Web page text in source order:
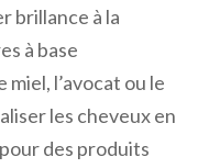
brillance à la
à base
l’avocat ou le
les cheveux en
des produits